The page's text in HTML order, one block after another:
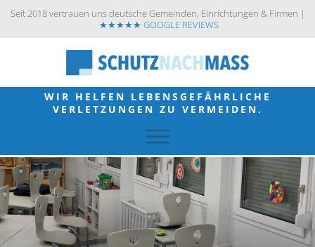
Seit 2018 vertrauen uns deutsche Gemeinden, Einrichtungen & Firmen |
★★★★★ GOOGLE REVIEWS
WIR HELFEN LEBENSGEFÄHRLICHE
VERLETZUNGEN ZU VERMEIDEN.